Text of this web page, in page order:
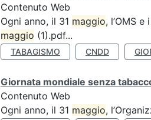
Contenuto Web
Ogni anno, il 31 maggio, l’OMS
maggio (1).pdf...
TABAGISMO CNDD
Giornata mondiale senza
Contenuto Web
Ogni anno, il 31 maggio,